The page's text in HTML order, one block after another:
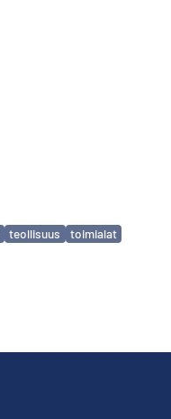
teollisuus
toimialat